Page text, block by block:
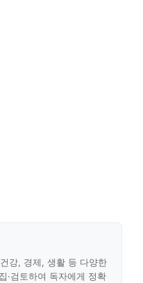
강, 경제, 생활 등 다양한
·검토하여 독자에게 정확